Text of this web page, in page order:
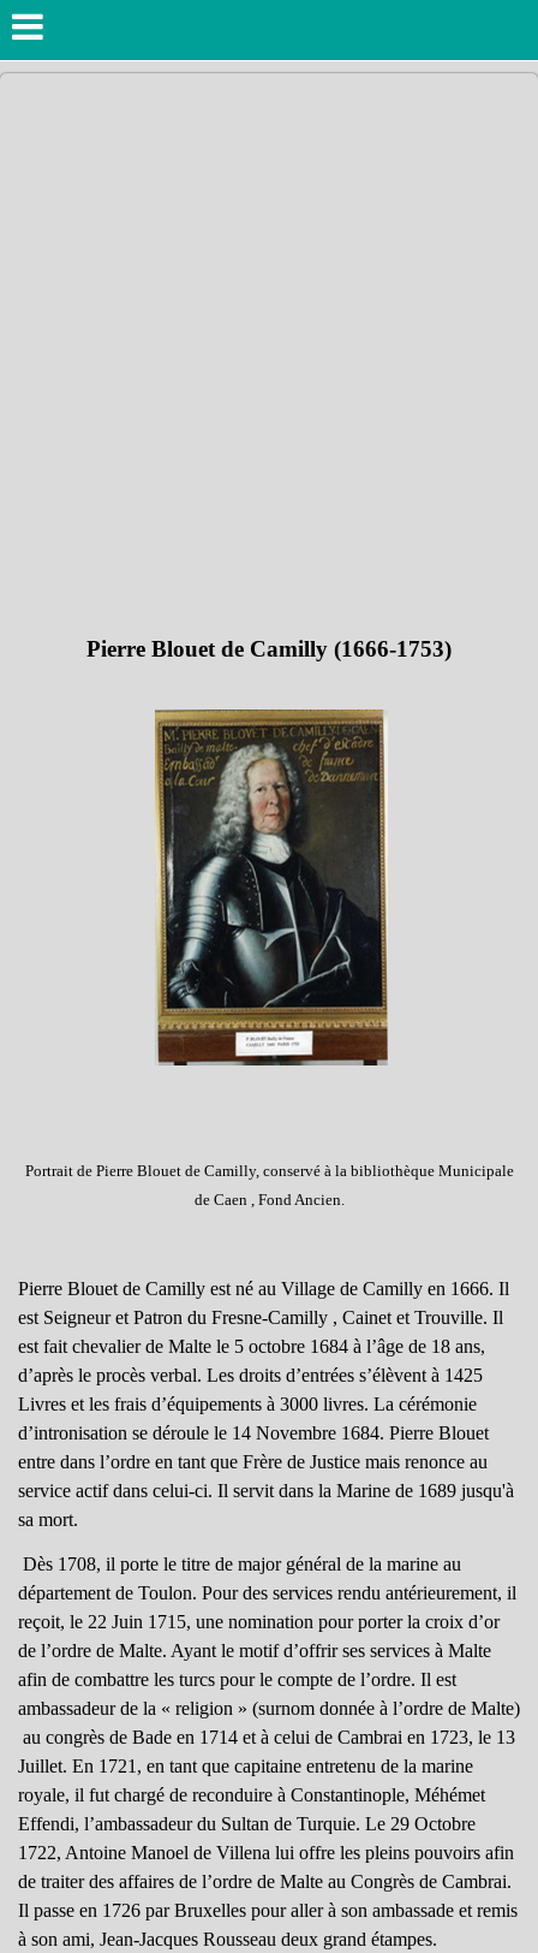
Pierre Blouet de Camilly (1666-1753)
Portrait de Pierre Blouet de Camilly, conservé à la bibliothèque Municipale
de Caen , Fond Ancien.
Pierre Blouet de Camilly est né au Village de Camilly en 1666. Il
est Seigneur et Patron du Fresne-Camilly , Cainet et Trouville. Il
est fait chevalier de Malte le 5 octobre 1684 à l’âge de 18 ans,
d’après le procès verbal. Les droits d’entrées s’élèvent à 1425
Livres et les frais d’équipements à 3000 livres. La cérémonie
d’intronisation se déroule le 14 Novembre 1684. Pierre Blouet
entre dans l’ordre en tant que Frère de Justice mais renonce au
service actif dans celui-ci. Il servit dans la Marine de 1689 jusqu'à
sa mort.
Dès 1708, il porte le titre de major général de la marine au
département de Toulon. Pour des services rendu antérieurement, il
reçoit, le 22 Juin 1715, une nomination pour porter la croix d’or
de l’ordre de Malte. Ayant le motif d’offrir ses services à Malte
afin de combattre les turcs pour le compte de l’ordre. Il est
ambassadeur de la « religion » (surnom donnée à l’ordre de Malte)
au congrès de Bade en 1714 et à celui de Cambrai en 1723, le 13
Juillet. En 1721, en tant que capitaine entretenu de la marine
royale, il fut chargé de reconduire à Constantinople, Méhémet
Effendi, l’ambassadeur du Sultan de Turquie. Le 29 Octobre
1722, Antoine Manoel de Villena lui offre les pleins pouvoirs afin
de traiter des affaires de l’ordre de Malte au Congrès de Cambrai.
Il passe en 1726 par Bruxelles pour aller à son ambassade et remis
à son ami, Jean-Jacques Rousseau deux grand étampes.